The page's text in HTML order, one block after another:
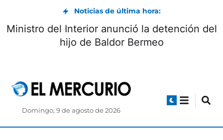
Noticias de última hora:
Ministro del Interior anunció la detención del
hijo de Baldor Bermeo
Domingo, 9 de agosto de 2026